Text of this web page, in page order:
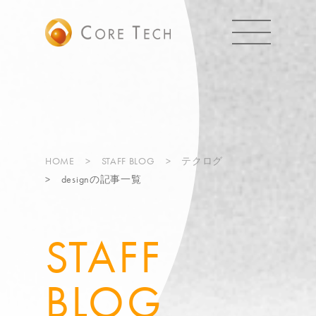
HOME STAFF BLOG
テクログ
designの記事一覧
STAFF
BLOG